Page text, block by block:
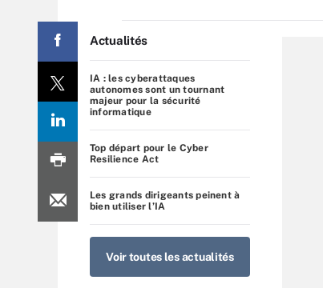
Actualités
IA : les cyberattaques
autonomes sont un tournant
majeur pour la sécurité
informatique
Top départ pour le Cyber
Resilience Act
Les grands dirigeants peinent à
bien utiliser l’IA
Voir toutes les actualités